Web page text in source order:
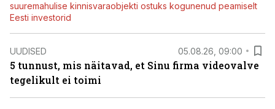
suuremahulise kinnisvaraobjekti ostuks kogunenud peamiselt
Eesti investorid
UUDISED 05.08.26, 09:00
5 tunnust, mis näitavad, et Sinu firma videovalve
tegelikult ei toimi